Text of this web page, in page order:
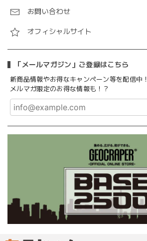
お問い合わせ
オフィシャルサイト
「メールマガジン」ご登録はこちら
新商品情報やお得なキャンペーン等を配信中！
メルマガ限定のお得な情報も！？